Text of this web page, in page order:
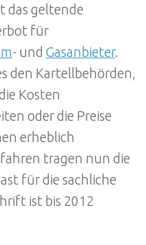
das geltende
für
- und Gasanbieter.
den Kartellbehörden,
Kosten
oder die Preise
erheblich
tragen nun die
für die sachliche
ist bis 2012